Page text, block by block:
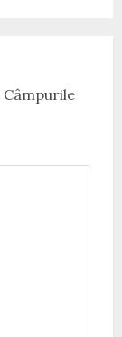
Câmpurile